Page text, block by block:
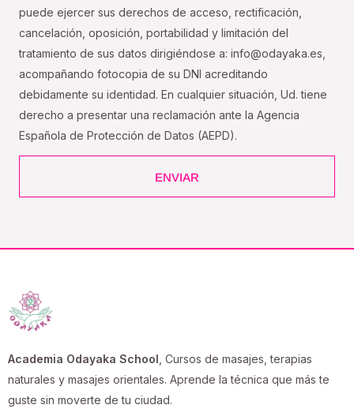
puede ejercer sus derechos de acceso, rectificación,
cancelación, oposición, portabilidad y limitación del
tratamiento de sus datos dirigiéndose a: info@odayaka.es,
acompañando fotocopia de su DNI acreditando
debidamente su identidad. En cualquier situación, Ud. tiene
derecho a presentar una reclamación ante la Agencia
Española de Protección de Datos (AEPD).
ENVIAR
Academia Odayaka School , Cursos de masajes, terapias
naturales y masajes orientales. Aprende la técnica que más te
guste sin moverte de tu ciudad.